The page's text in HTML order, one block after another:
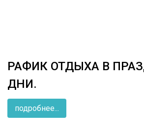
РАФИК ОТДЫХА В
ДНИ.
подробнее...